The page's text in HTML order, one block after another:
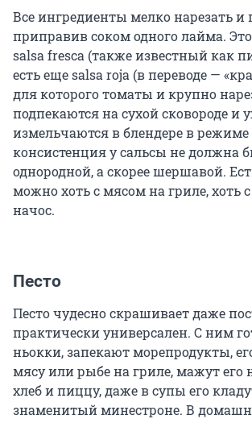
Все ингредиенты мелко нарезать и
приправив соком одного лайма. Это
salsa fresca (также известный как
есть еще salsa roja (в переводе —
для которого томаты и крупно
подпекаются на сухой сковороде и
измельчаются в блендере в режиме
консистенция у сальсы не должна
однородной, а скорее шершавой.
можно хоть с мясом на гриле, хоть
начос.
Песто
Песто чудесно скрашивает даже
практически универсален. С ним
ньокки, запекают морепродукты,
мясу или рыбе на гриле, мажут его
хлеб и пиццу, даже в супы его
знаменитый минестроне. В